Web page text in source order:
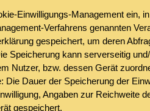
Einwilligungs-Management ein,
Verfahrens genannten
gespeichert, um deren
Speicherung kann serverseitig
Nutzer, bzw. dessen Gerät
Dauer der Speicherung der
Angaben zur Reichweite
gespeichert.